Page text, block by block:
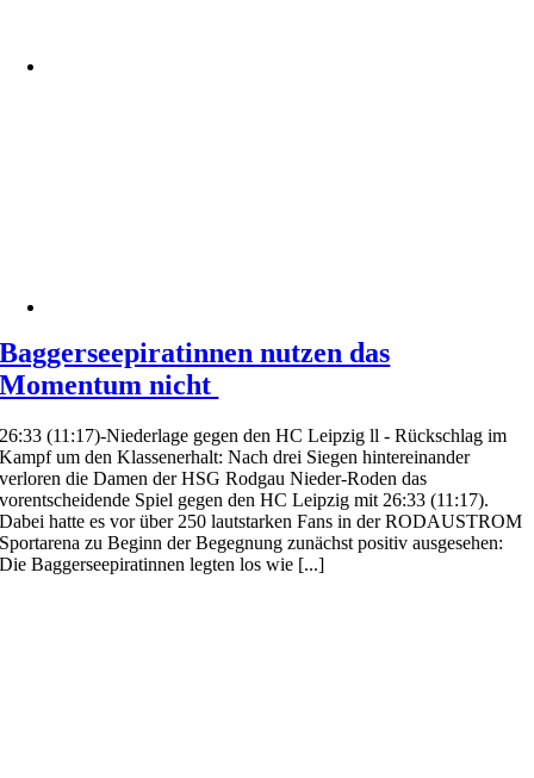
Baggerseepiratinnen nutzen das
Momentum nicht
26:33 (11:17)-Niederlage gegen den HC Leipzig ll - Rückschlag im
Kampf um den Klassenerhalt: Nach drei Siegen hintereinander
verloren die Damen der HSG Rodgau Nieder-Roden das
vorentscheidende Spiel gegen den HC Leipzig mit 26:33 (11:17).
Dabei hatte es vor über 250 lautstarken Fans in der RODAUSTROM
Sportarena zu Beginn der Begegnung zunächst positiv ausgesehen:
Die Baggerseepiratinnen legten los wie [...]